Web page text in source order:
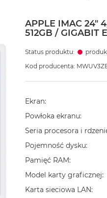
APPLE IMAC 24"
512GB / GIGABIT
Status produktu:
Kod producenta:
Ekran
Powłoka ekranu
Seria procesora i
Pojemność dysku
Pamięć RAM
Model karty graficznej
Karta sieciowa LAN